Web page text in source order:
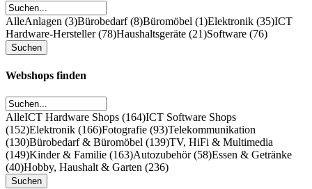
AlleAnlagen (3)Bürobedarf (8)Büromöbel (1)Elektronik (35)ICT
Hardware-Hersteller (78)Haushaltsgeräte (21)Software (76)
Webshops finden
AlleICT Hardware Shops (164)ICT Software Shops
(152)Elektronik (166)Fotografie (93)Telekommunikation
(130)Bürobedarf & Büromöbel (139)TV, HiFi & Multimedia
(149)Kinder & Familie (163)Autozubehör (58)Essen & Getränke
(40)Hobby, Haushalt & Garten (236)